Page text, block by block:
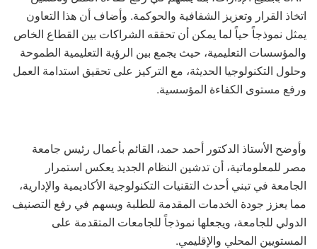
اتخاذ القرار وتعزيز الشفافية والحوكمة. وأضاف أن هذا التعاون
يمثل نموذجاً حياً لما يمكن أن تحققه الشراكات بين القطاع الخاص
والمؤسسات التعليمية، حيث يجمع بين الرؤية التعليمية الطموحة
وحلول التكنولوجيا الحديثة، مع التركيز على تحقيق استدامة العمل
ورفع مستوى الكفاءة المؤسسية.
وأوضح الأستاذ الدكتور أحمد حمد، القائم بأعمال رئيس جامعة
مصر للمعلوماتية، أن تدشين النظام الجديد يعكس استمرار
الجامعة في تبني أحدث التقنيات التكنولوجية الأكاديمية والإدارية،
مما يعزز جودة الخدمات المقدمة للطلبة ويسهم في رفع التصنيف
الدولي للجامعة، ويجعلها نموذجاً للجامعات المتقدمة على
المستويين المحلي والإقليمي.